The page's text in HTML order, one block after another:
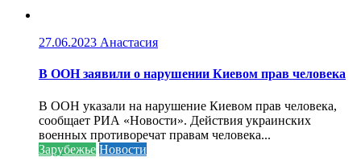
27.06.2023 Анастасия
В ООН заявили о нарушении Киевом прав человека
В ООН указали на нарушение Киевом прав человека,
сообщает РИА «Новости». Действия украинских
военных противоречат правам человека...
Зарубежье Новости